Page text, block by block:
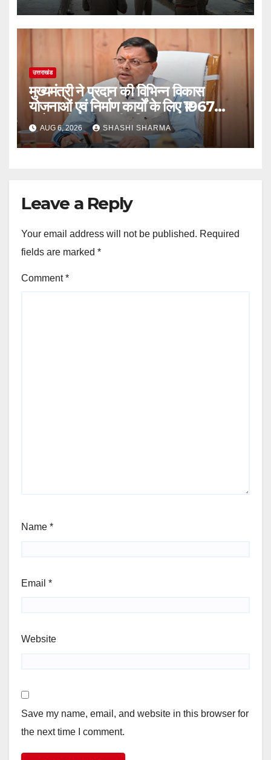
उत्तराखंड
मुख्यमंत्री ने प्रदान की विभिन्न विकास
योजनाओं एवं निर्माण कार्यों के लिए ₹1967
करोड़ की वित्तीय स्वीकृति
AUG 6, 2026 SHASHI SHARMA
Leave a Reply
Your email address will not be published. Required
fields are marked *
Comment*
Name *
Email *
Website
Save my name, email, and website in this browser for
the next time I comment.